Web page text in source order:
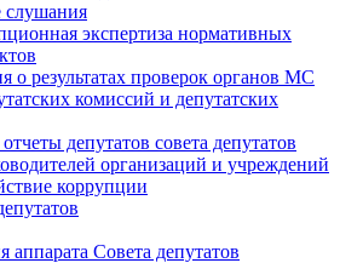
экспертиза нормативных
о результатах проверок органов МС
комиссий и депутатских
депутатов совета депутатов
организаций и учреждений
коррупции
аппарата Совета депутатов